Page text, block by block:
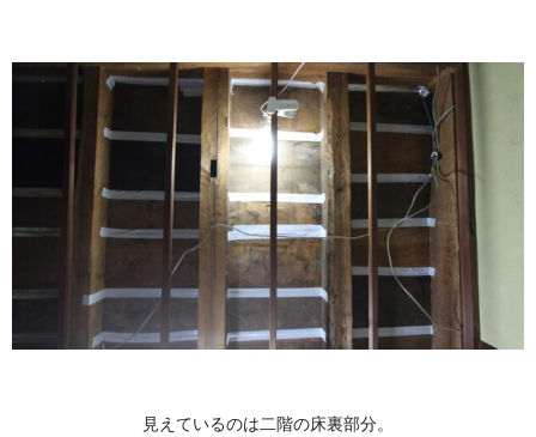
見えているのは二階の床裏部分。